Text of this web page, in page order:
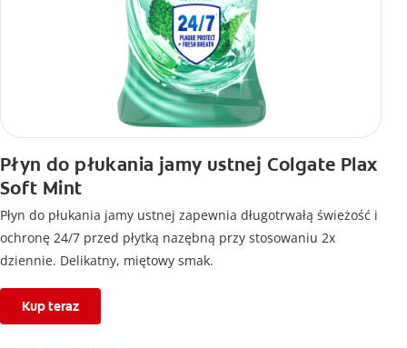
Płyn do płukania jamy ustnej Colgate Plax
Soft Mint
Płyn do płukania jamy ustnej zapewnia długotrwałą świeżość i
ochronę 24/7 przed płytką nazębną przy stosowaniu 2x
dziennie. Delikatny, miętowy smak.
Kup teraz